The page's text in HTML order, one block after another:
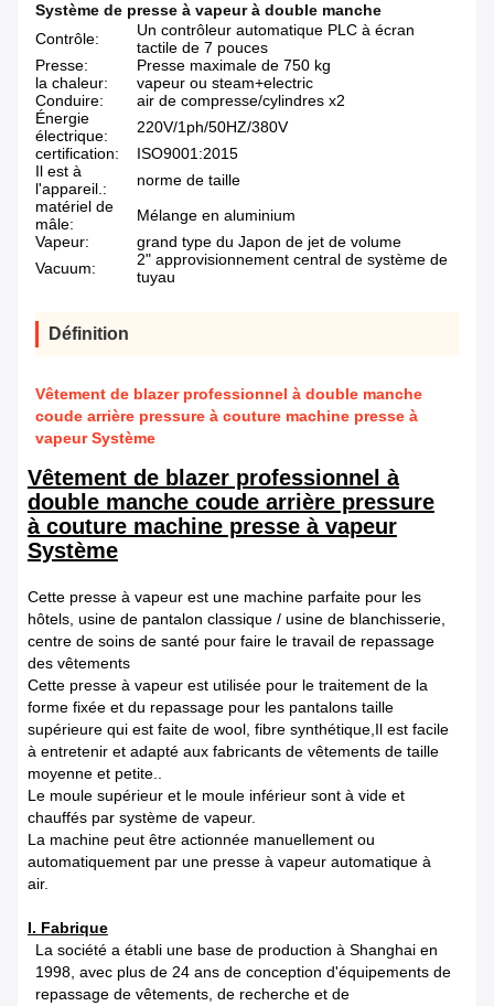
Système de presse à vapeur à double manche
Contrôle:
Un contrôleur automatique PLC à écran
tactile de 7 pouces
Presse:
Presse maximale de 750 kg
la chaleur:
vapeur ou steam+electric
Conduire:
air de compresse/cylindres x2
Énergie
électrique:
220V/1ph/50HZ/380V
certification:
ISO9001:2015
Il est à
l'appareil.:
norme de taille
matériel de
mâle:
Mélange en aluminium
Vapeur:
grand type du Japon de jet de volume
Vacuum:
2" approvisionnement central de système de
tuyau
Définition
Vêtement de blazer professionnel à double manche
coude arrière pressure à couture machine presse à
vapeur Système
Vêtement de blazer professionnel à
double manche coude arrière pressure
à couture machine presse à vapeur
Système
Cette presse à vapeur est une machine parfaite pour les
hôtels, usine de pantalon classique / usine de blanchisserie,
centre de soins de santé pour faire le travail de repassage
des vêtements
Cette presse à vapeur est utilisée pour le traitement de la
forme fixée et du repassage pour les pantalons taille
supérieure qui est faite de wool, fibre synthétique,Il est facile
à entretenir et adapté aux fabricants de vêtements de taille
moyenne et petite..
Le moule supérieur et le moule inférieur sont à vide et
chauffés par système de vapeur.
La machine peut être actionnée manuellement ou
automatiquement par une presse à vapeur automatique à
air.
I. Fabrique
La société a établi une base de production à Shanghai en
1998, avec plus de 24 ans de conception d'équipements de
repassage de vêtements, de recherche et de